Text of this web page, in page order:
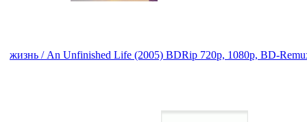
жизнь / An Unfinished Life (2005) BDRip 720p, 1080p, BD-